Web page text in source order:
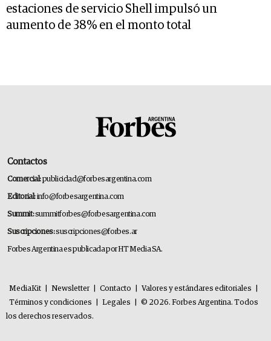
estaciones de servicio Shell impulsó un
aumento de 38% en el monto total
Contactos
Comercial:publicidad@forbesargentina.com
Editorial:info@forbesargentina.com
Summit:summitforbes@forbesargentina.com
Suscripciones:suscripciones@forbes.ar
Forbes Argentina es publicada por HT Media SA.
MediaKit Newsletter Contacto Valores y estándares editoriales
Términos y condiciones
Legales
© 2026. Forbes Argentina. Todos
los derechos reservados.